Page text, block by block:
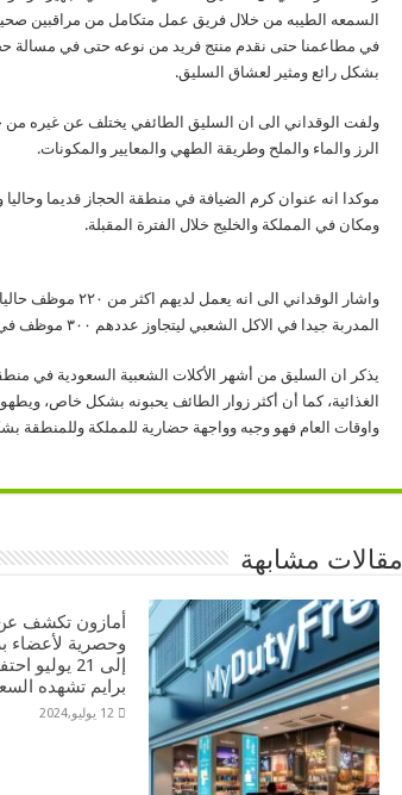
السمعه الطيبه من خلال فريق عمل متكامل من مراقبين
في مطاعمنا حتى نقدم منتج فريد من نوعه حتى في مسالة
بشكل رائع ومثير لعشاق السليق.
ولفت الوقداني الى ان السليق الطائفي يختلف عن غيره من
الرز والماء والملح وطريقة الطهي والمعايير والمكونات.
موكدا انه عنوان كرم الضيافة في منطقة الحجاز قديما
ومكان في المملكة والخليج خلال الفترة المقبلة.
واشار الوقداني
المدربة جيدا في الاكل الشعبي ليتجاوز عددهم ٣٠٠ موظف في شركة مذاق الجزيرة نهاية هذا العام الحالي ٢٠٢٢م .
يذكر ان السليق من أشهر الأكلات الشعبية السعودية في
الغذائية، كما أن أكثر زوار الطائف يحبونه بشكل خاص،
واوقات العام فهو وجبه وواجهة حضارية للمملكة وللمنطقة
مقالات مشابهة
أمازون تكشف
إلى 21
برايم تشهده
12 يوليو,2024